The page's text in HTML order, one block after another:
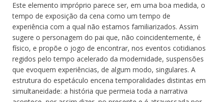
Este elemento impróprio parece ser, em uma boa medida, o
tempo de exposição da cena como um tempo de
experiência com a qual não estamos familiarizados. Assim
sugere o personagem do pai que, não coincidentemente, é
físico, e propõe o jogo de encontrar, nos eventos cotidianos
regidos pelo tempo acelerado da modernidade, suspensões
que evoquem experiências, de algum modo, singulares. A
estrutura do espetáculo encena temporalidades distintas em
simultaneidade: a história que permeia toda a narrativa